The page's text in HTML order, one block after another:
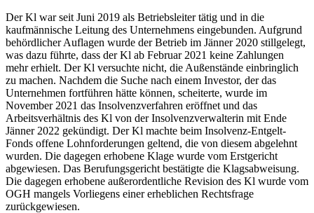
Der Kl war seit Juni 2019 als Betriebsleiter tätig und in die
kaufmännische Leitung des Unternehmens eingebunden. Aufgrund
behördlicher Auflagen wurde der Betrieb im Jänner 2020 stillgelegt,
was dazu führte, dass der Kl ab Februar 2021 keine Zahlungen
mehr erhielt. Der Kl versuchte nicht, die Außenstände einbringlich
zu machen. Nachdem die Suche nach einem Investor, der das
Unternehmen fortführen hätte können, scheiterte, wurde im
November 2021 das Insolvenzverfahren eröffnet und das
Arbeitsverhältnis des Kl von der Insolvenzverwalterin mit Ende
Jänner 2022 gekündigt. Der Kl machte beim Insolvenz-Entgelt-
Fonds offene Lohnforderungen geltend, die von diesem abgelehnt
wurden. Die dagegen erhobene Klage wurde vom Erstgericht
abgewiesen. Das Berufungsgericht bestätigte die Klagsabweisung.
Die dagegen erhobene außerordentliche Revision des Kl wurde vom
OGH mangels Vorliegens einer erheblichen Rechtsfrage
zurückgewiesen.